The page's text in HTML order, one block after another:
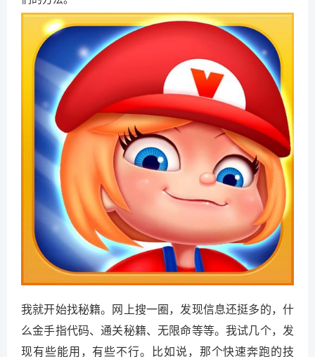
我就开始找秘籍。网上搜一圈，发现信息还挺多的，什
么金手指代码、通关秘籍、无限命等等。我试几个，发
现有些能用，有些不行。比如说，那个快速奔跑的技